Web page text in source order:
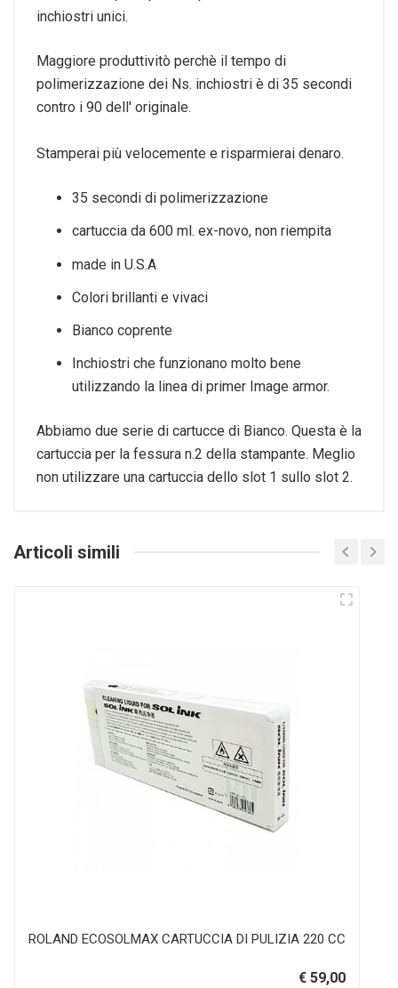
inchiostri unici.
Maggiore produttivitò perchè il tempo di
polimerizzazione dei Ns. inchiostri è di 35 secondi
contro i 90 dell' originale.
Stamperai più velocemente e risparmierai denaro.
35 secondi di polimerizzazione
cartuccia da 600 ml. ex-novo, non riempita
made in U.S.A
Colori brillanti e vivaci
Bianco coprente
Inchiostri che funzionano molto bene
utilizzando la linea di primer Image armor.
Abbiamo due serie di cartucce di Bianco. Questa è la
cartuccia per la fessura n.2 della stampante. Meglio
non utilizzare una cartuccia dello slot 1 sullo slot 2.
Articoli simili
ROLAND ECOSOLMAX CARTUCCIA DI PULIZIA 220 CC
€ 59,00